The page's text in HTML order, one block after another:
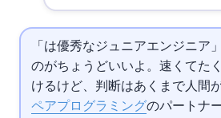
「AIは優秀なジュニアエンジニア
のがちょうどいいよ。速くてた
けるけど、判断はあくまで人間が
ペアプログラミングのパートナ